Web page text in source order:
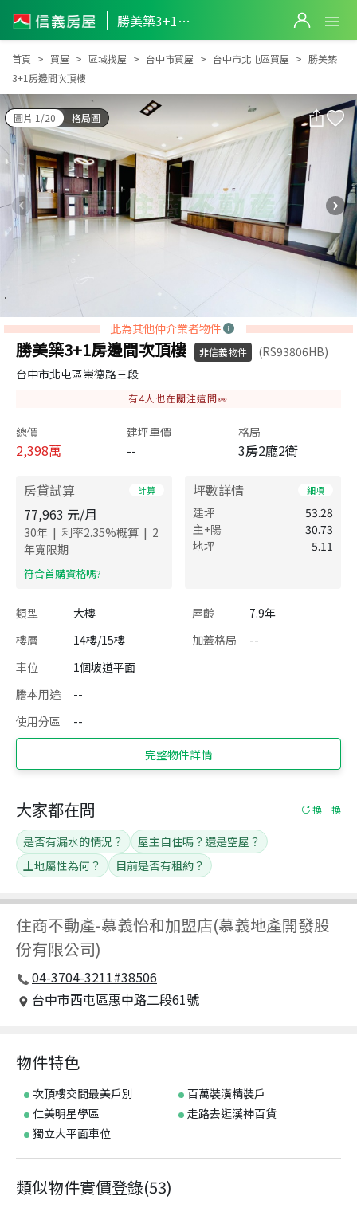
勝美築3+1房邊間次頂樓
勝美築3+1房邊間次頂樓
首頁 買屋 區域找屋 台中市買屋 台中市北屯區買屋
勝美築
3+1房邊間次頂樓
圖片 1/20 格局圖
此為其他仲介業者物件
勝美築3+1房邊間次頂樓 非信義物件
(RS93806HB)
台中市北屯區崇德路三段
有4人也在關注這間👀
總價
2,398萬
建坪單價
--
格局
3房2廳2衛
房貸試算 計算
77,963 元/月
30年 | 利率2.35%概算 | 2
年寬限期
​符合首購資格嗎?
坪數詳情 細項
建坪
53.28
主+陽
30.73
地坪
5.11
類型 大樓 屋齡
7.9年
樓層
14樓/15樓 加蓋格局
--
車位
1個坡道平面
謄本用途
--
使用分區
--
完整物件詳情
住商不動產-慕義怡和加盟店(慕義地產開發股
份有限公司)
04-3704-3211#38506
台中市西屯區惠中路二段61號
大家都在問 換一換
是否有漏水的情況？
屋主自住嗎？還是空屋？
土地屬性為何？
目前是否有租約？
物件特色
次頂樓交間最美戶別
百萬裝潢精裝戶
仁美明星學區
走路去逛漢神百貨
獨立大平面車位
類似物件實價登錄(53)